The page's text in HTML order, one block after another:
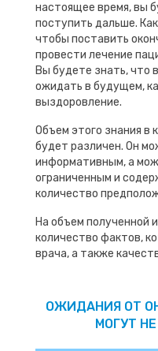
настоящее время, вы
поступить дальше.
чтобы поставить
провести лечение
Вы будете знать, что
ожидать в будущем,
выздоровление.
Объем этого знания в
будет различен. Он
информативным, а
ограниченным и
количество
На объем полученной
количество фактов,
врача, а также
ОЖИДАНИЯ ОТ
МОГУТ